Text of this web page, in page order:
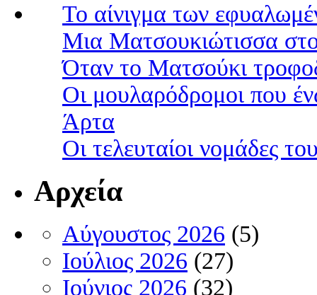
Το αίνιγμα των
Μια Ματσουκιώτισσα
Όταν το Ματσούκι
Οι μουλαρόδρομοι που
Άρτα
Οι τελευταίοι νομάδες
Αρχεία
Αύγουστος 2026 (5)
Ιούλιος 2026 (27)
Ιούνιος 2026 (32)